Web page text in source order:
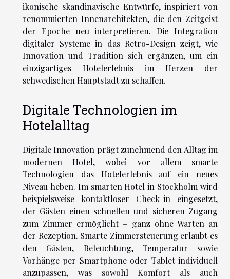
ikonische skandinavische Entwürfe, inspiriert von
renommierten Innenarchitekten, die den Zeitgeist
der Epoche neu interpretieren. Die Integration
digitaler Systeme in das Retro-Design zeigt, wie
Innovation und Tradition sich ergänzen, um ein
einzigartiges Hotelerlebnis im Herzen der
schwedischen Hauptstadt zu schaffen.
Digitale Technologien im
Hotelalltag
Digitale Innovation prägt zunehmend den Alltag im
modernen Hotel, wobei vor allem smarte
Technologien das Hotelerlebnis auf ein neues
Niveau heben. Im smarten Hotel in Stockholm wird
beispielsweise kontaktloser Check-in eingesetzt,
der Gästen einen schnellen und sicheren Zugang
zum Zimmer ermöglicht – ganz ohne Warten an
der Rezeption. Smarte Zimmersteuerung erlaubt es
den Gästen, Beleuchtung, Temperatur sowie
Vorhänge per Smartphone oder Tablet individuell
anzupassen, was sowohl Komfort als auch